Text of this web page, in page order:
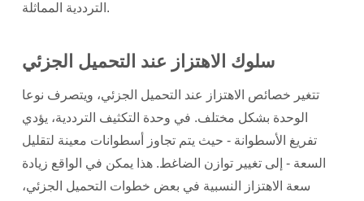
الترددية المماثلة.
سلوك الاهتزاز عند التحميل الجزئي
تتغير خصائص الاهتزاز عند التحميل الجزئي، ويتصرف نوعا
الوحدة بشكل مختلف. في وحدة التكثيف الترددية، يؤدي
تفريغ الأسطوانة - حيث يتم تجاوز أسطوانات معينة لتقليل
السعة - إلى تغيير توازن الضاغط. هذا يمكن في الواقع زيادة
سعة الاهتزاز النسبية في بعض خطوات التحميل الجزئي،